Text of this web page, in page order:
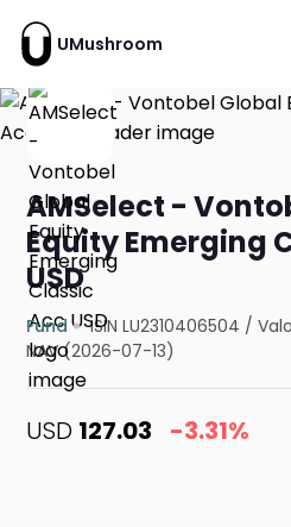
UMushroom
AMSelect -
Equity Emerging
USD
Fund ISIN LU2310406504 /
NAV (2026-07-13)
USD 127.03 -3.31%